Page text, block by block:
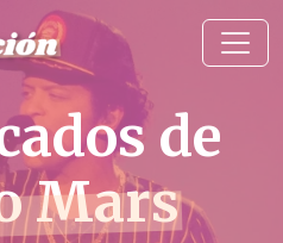
de
Mars